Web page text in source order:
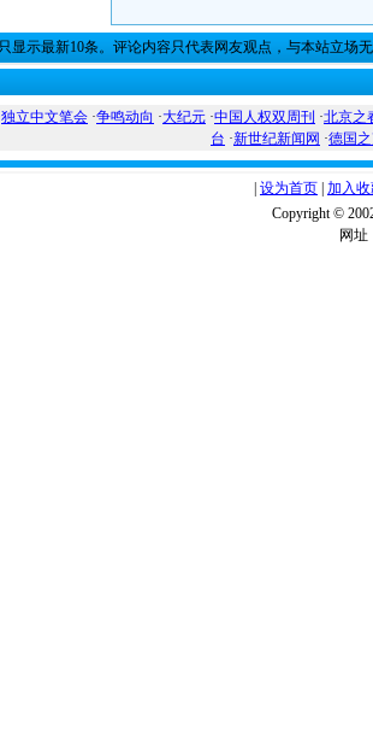
只显示最新10条。评论内容只代表网友观点，与本站立场
独立中文笔会 ·争鸣动向 ·大纪元 ·中国人权双周刊 ·北京之
台 ·新世纪新闻网 ·德国
设为首页 加入
Copyright ©
网址